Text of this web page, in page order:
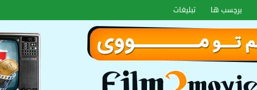
برچسب ها تبلیغات